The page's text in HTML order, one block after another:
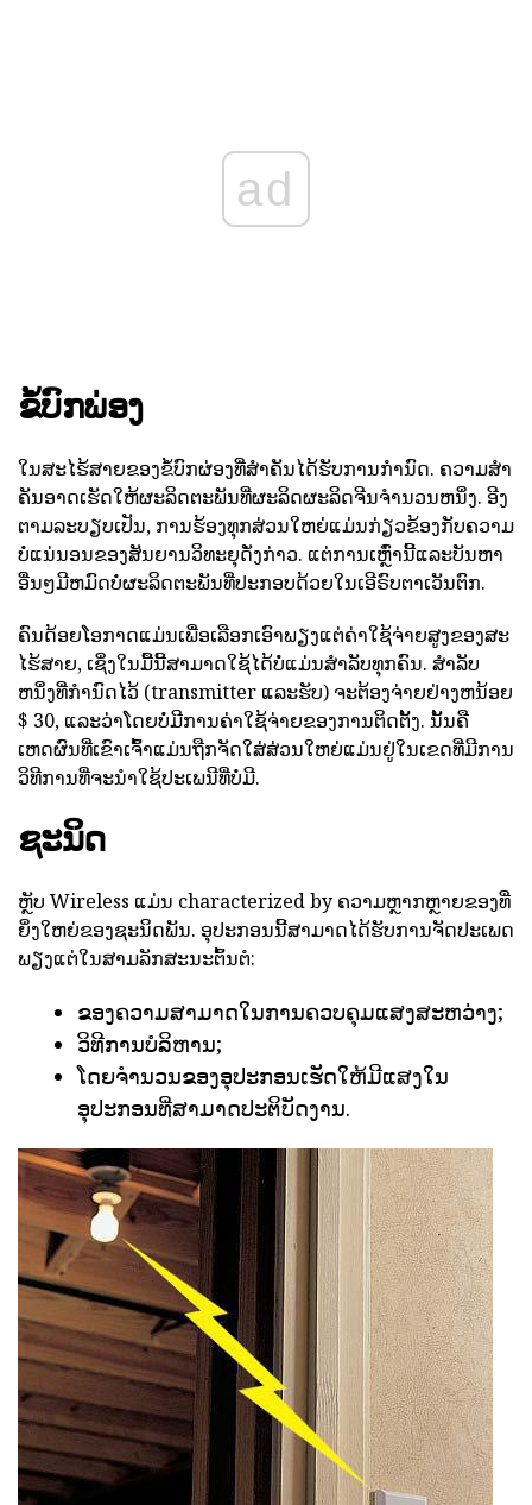
ad
ຂໍ້ບົກພ່ອງ
ໃນສະໄຮ້ສາຍຂອງຂໍ້ບົກຜ່ອງທີ່ສໍາຄັນໄດ້ຮັບການກໍານົດ. ຄວາມສໍາ
ຄັນອາດເຮັດໃຫ້ຜະລິດຕະພັນທີ່ຜະລິດຜະລິດຈີນຈໍານວນຫນຶ່ງ. ອີງ
ຕາມລະບຽບເປັນ, ການຮ້ອງທຸກສ່ວນໃຫຍ່ແມ່ນກ່ຽວຂ້ອງກັບຄວາມ
ບໍ່ແນ່ນອນຂອງສັນຍານວິທະຍຸດັ່ງກ່າວ. ແຕ່ການເຫຼົ່ານີ້ແລະບັນຫາ
ອື່ນໆມີຫມົດບໍ່ຜະລິດຕະພັນທີ່ປະກອບດ້ວຍໃນເອີຣົບຕາເວັນຕົກ.
ຄົນດ້ອຍໂອກາດແມ່ນເພື່ອເລືອກເອົາພຽງແຕ່ຄ່າໃຊ້ຈ່າຍສູງຂອງສະ
ໄຮ້ສາຍ, ເຊິ່ງໃນມື້ນີ້ສາມາດໃຊ້ໄດ້ບໍ່ແມ່ນສໍາລັບທຸກຄົນ. ສໍາລັບ
ຫນຶ່ງທີ່ກໍານົດໄວ້ (transmitter ແລະຮັບ) ຈະຕ້ອງຈ່າຍຢ່າງຫນ້ອຍ
$ 30, ແລະວ່າໂດຍບໍ່ມີການຄ່າໃຊ້ຈ່າຍຂອງການຕິດຕັ້ງ. ນັ້ນຄື
ເຫດຜົນທີ່ເຂົາເຈົ້າແມ່ນຖືກຈັດໃສ່ສ່ວນໃຫຍ່ແມ່ນຢູ່ໃນເຂດທີ່ມີການ
ວິທີການທີ່ຈະນໍາໃຊ້ປະເພນີທີ່ບໍ່ມີ.
ຊະນິດ
ຫຼັບ Wireless ແມ່ນ characterized by ຄວາມຫຼາກຫຼາຍຂອງທີ່
ຍິ່ງໃຫຍ່ຂອງຊະນິດພັນ. ອຸປະກອນນີ້ສາມາດໄດ້ຮັບການຈັດປະເພດ
ພຽງແຕ່ໃນສາມລັກສະນະຕົ້ນຕໍ:
ຂອງຄວາມສາມາດໃນການຄວບຄຸມແສງສະຫວ່າງ;
ວິທີການບໍລິຫານ;
ໂດຍຈໍານວນຂອງອຸປະກອນເຮັດໃຫ້ມີແສງໃນ
ອຸປະກອນທີ່ສາມາດປະຕິບັດງານ.